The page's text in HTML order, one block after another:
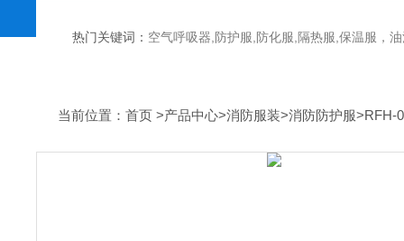
热门关键词： 空气呼吸器,防护服,防化服,隔热服,保温服，
当前位置： 首页 >产品中心>消防服装>消防防护服>RFH-